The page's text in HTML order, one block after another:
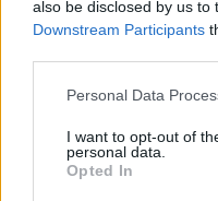
also be disclosed by us to
Downstream Participants
Personal Data
I want to opt-out of
personal data.
Opted In
Groruddalsdebatt
Det er relevant å